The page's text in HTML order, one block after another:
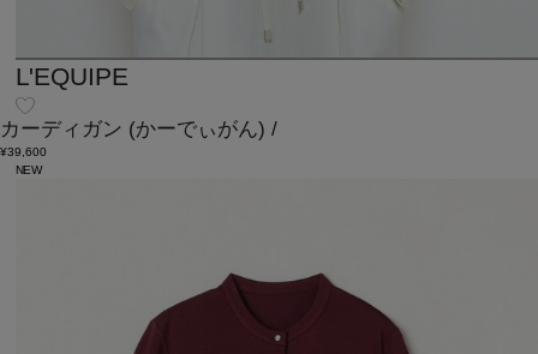
L'EQUIPE
カーディガン (かーでぃがん) /
¥39,600
NEW